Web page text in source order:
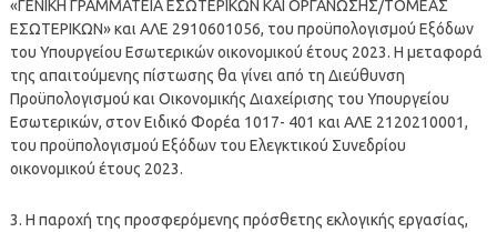
«ΓΕΝΙΚΗ ΓΡΑΜΜΑΤΕΙΑ ΕΣΩΤΕΡΙΚΩΝ ΚΑΙ ΟΡΓΑΝΩΣΗΣ/ΤΟΜΕΑΣ
ΕΣΩΤΕΡΙΚΩΝ» και ΑΛΕ 2910601056, του προϋπολογισμού Εξόδων
του Υπουργείου Εσωτερικών οικονομικού έτους 2023. Η μεταφορά
της απαιτούμενης πίστωσης θα γίνει από τη Διεύθυνση
Προϋπολογισμού και Οικονομικής Διαχείρισης του Υπουργείου
Εσωτερικών, στον Ειδικό Φορέα 1017- 401 και ΑΛΕ 2120210001,
του προϋπολογισμού Εξόδων του Ελεγκτικού Συνεδρίου
οικονομικού έτους 2023.
3. Η παροχή της προσφερόμενης πρόσθετης εκλογικής εργασίας,